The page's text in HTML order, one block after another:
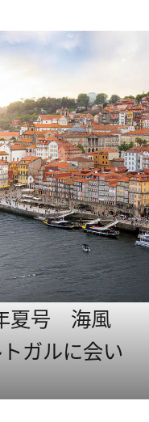
夏号 海風
ガルに会い